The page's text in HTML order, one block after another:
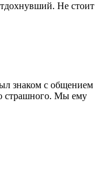
Не стоит
знаком с общением
страшного. Мы ему